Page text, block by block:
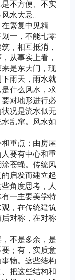
不方便、不实
水大忌。
繁复中见精
一，不能七零
，相互抵消，
从事实上看，
是东大门，现
雨天，雨水就
什么风水，求
对地形进行必
况是流水似无
乱窜。风水如
重点；由房屋
要有中心和重
苍蝇。传统风
启发而建立起
角度思考，人
一主要美学特
，在传统建筑
对称，在对称
不是多余，是
；有，实质意
物。这些结构
把这些结构和